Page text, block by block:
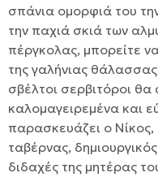
σπάνια ομορφιά του
την παχιά σκιά των
πέργκολας, μπορείτε
της γαλήνιας
σβέλτοι σερβιτόροι
καλομαγειρεμένα και
παρασκευάζει ο Νίκος,
ταβέρνας,
διδαχές της μητέρας